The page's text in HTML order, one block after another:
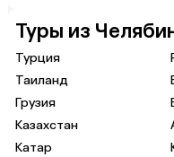
Туры из
Турция
Таиланд
Грузия
Казахстан
Катар